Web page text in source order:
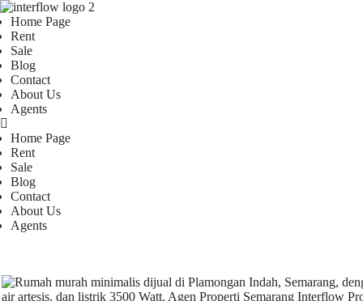
Home Page
Rent
Sale
Blog
Contact
About Us
Agents
Home Page
Rent
Sale
Blog
Contact
About Us
Agents